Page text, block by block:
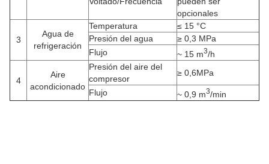
opcionales
3
Agua de
refrigeración
Temperatura
≤ 15 °C
Presión del agua
≥ 0,3 MPa
Flujo
~ 15 m3/h
4
Aire
acondicionado
Presión del aire del
compresor
≥ 0,6MPa
Flujo ~ 0,9 m3/min